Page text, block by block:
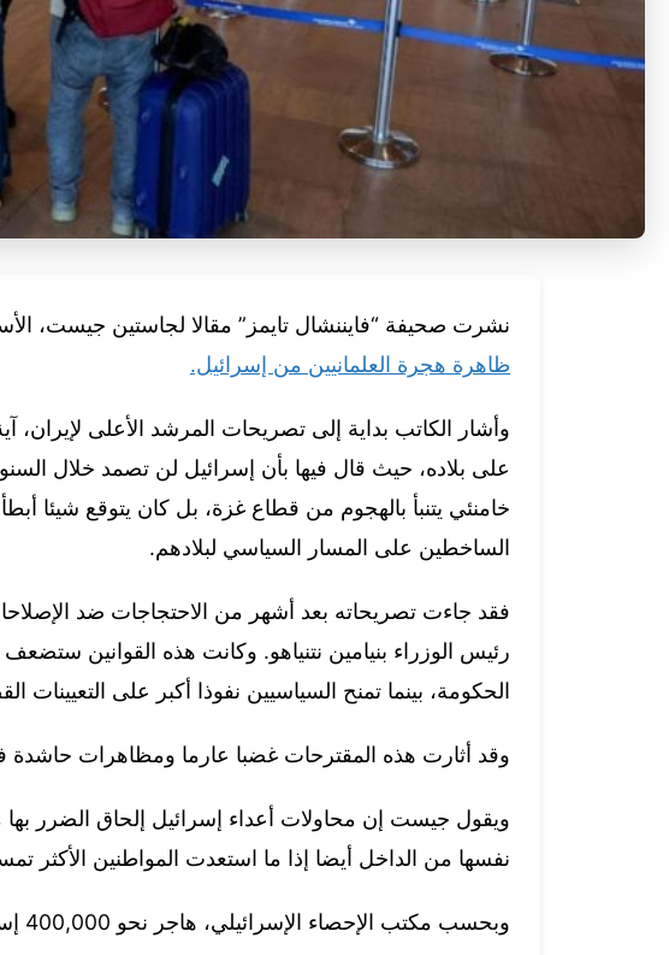
نشرت صحيفة “فايننشال تايمز” مقالا لجاستين جيست،
ظاهرة هجرة العلمانيين من إسرائيل.
وأشار الكاتب بداية إلى تصريحات المرشد الأعلى لإيران،
على بلاده، حيث قال فيها بأن إسرائيل لن تصمد خلال
خامنئي يتنبأ بالهجوم من قطاع غزة، بل كان يتوقع شيئا
الساخطين على المسار السياسي لبلادهم.
فقد جاءت تصريحاته بعد أشهر من الاحتجاجات ضد
رئيس الوزراء بنيامين نتنياهو. وكانت هذه القوانين
الحكومة، بينما تمنح السياسيين نفوذا أكبر على التعيينات
وقد أثارت هذه المقترحات غضبا عارما ومظاهرات حاشدة
ويقول جيست إن محاولات أعداء إسرائيل إلحاق الضرر
نفسها من الداخل أيضا إذا ما استعدت المواطنين الأكثر
وبحسب مكتب الإحصاء الإسرائيلي، هاجر نحو 400,000 إسرائيلي إلى الخارج بين عامي 2013 و2023.